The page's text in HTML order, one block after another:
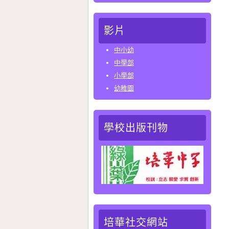
影片
中小幼
中學部
小學部
幼稚園
學校出版刊物
培華社交網站